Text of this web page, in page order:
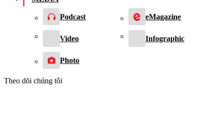
Podcast eMagazine
Video Infographic
Photo
Theo dõi chúng tôi